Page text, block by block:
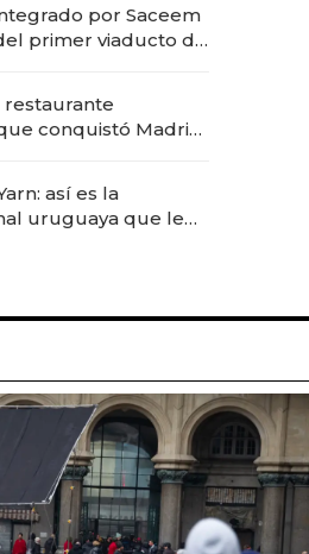
por Saceem
primer viaducto de
restaurante
conquistó Madrid:
y prepara apertura
así es la
uruguaya que le